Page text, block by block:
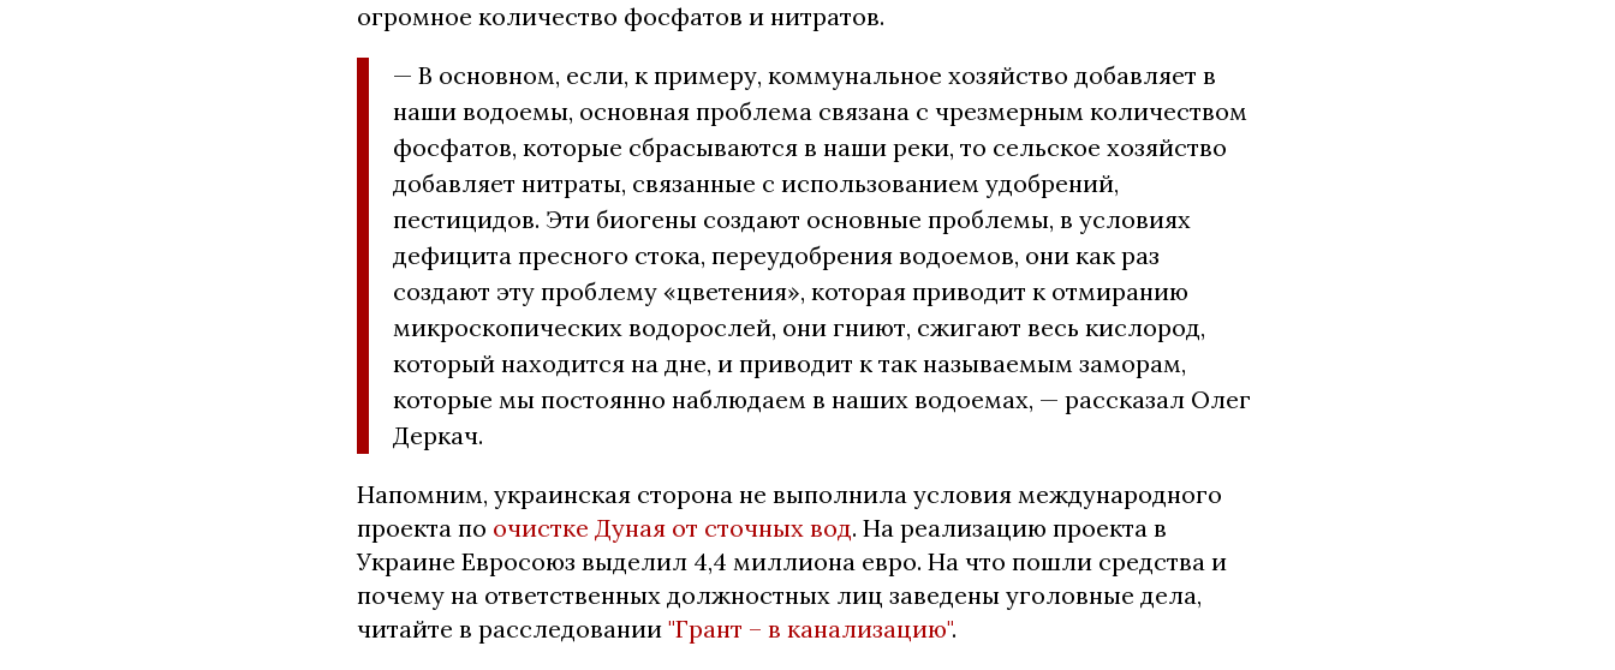
огромное количество фосфатов и нитратов.
— В основном, если, к примеру, коммунальное хозяйство добавляет в
наши водоемы, основная проблема связана с чрезмерным количеством
фосфатов, которые сбрасываются в наши реки, то сельское хозяйство
добавляет нитраты, связанные с использованием удобрений,
пестицидов. Эти биогены создают основные проблемы, в условиях
дефицита пресного стока, переудобрения водоемов, они как раз
создают эту проблему «цветения», которая приводит к отмиранию
микроскопических водорослей, они гниют, сжигают весь кислород,
который находится на дне, и приводит к так называемым заморам,
которые мы постоянно наблюдаем в наших водоемах, — рассказал Олег
Деркач.
Напомним, украинская сторона не выполнила условия международного
проекта по очистке Дуная от сточных вод. На реализацию проекта в
Украине Евросоюз выделил 4,4 миллиона евро. На что пошли средства и
почему на ответственных должностных лиц заведены уголовные дела,
читайте в расследовании "Грант – в канализацию".